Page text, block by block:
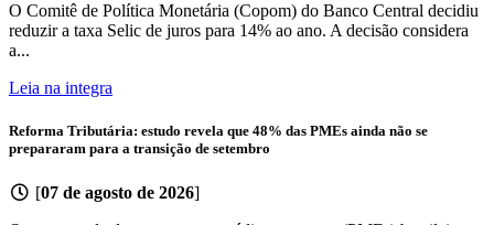
O Comitê de Política Monetária (Copom) do Banco Central decidiu
reduzir a taxa Selic de juros para 14% ao ano. A decisão considera
a...
Leia na integra
Reforma Tributária: estudo revela que 48% das PMEs ainda não se
prepararam para a transição de setembro
[07 de agosto de 2026]